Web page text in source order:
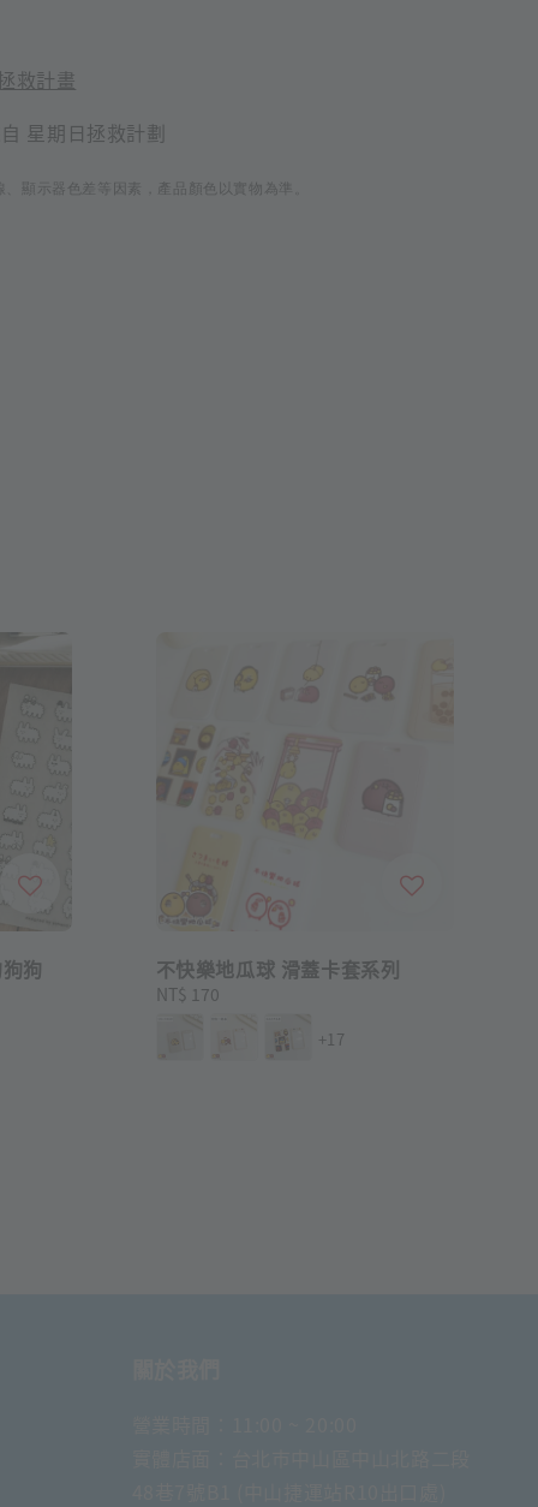
救計畫
星期日拯救計劃
、顯示器色差等因素，產品顏色以實物為準。
狗
不快樂地瓜球 滑蓋卡套系列
Regular
NT$ 170
+17